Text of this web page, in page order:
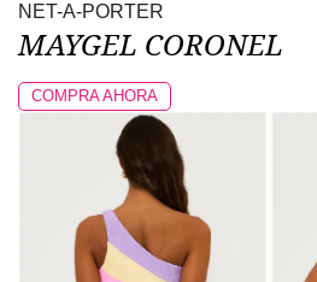
NET-A-PORTER
MAYGEL CORONEL
COMPRA AHORA